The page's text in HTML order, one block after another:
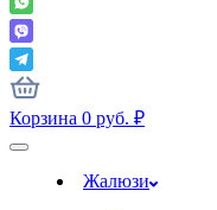
Корзина 0 руб. ₽
Жалюзи